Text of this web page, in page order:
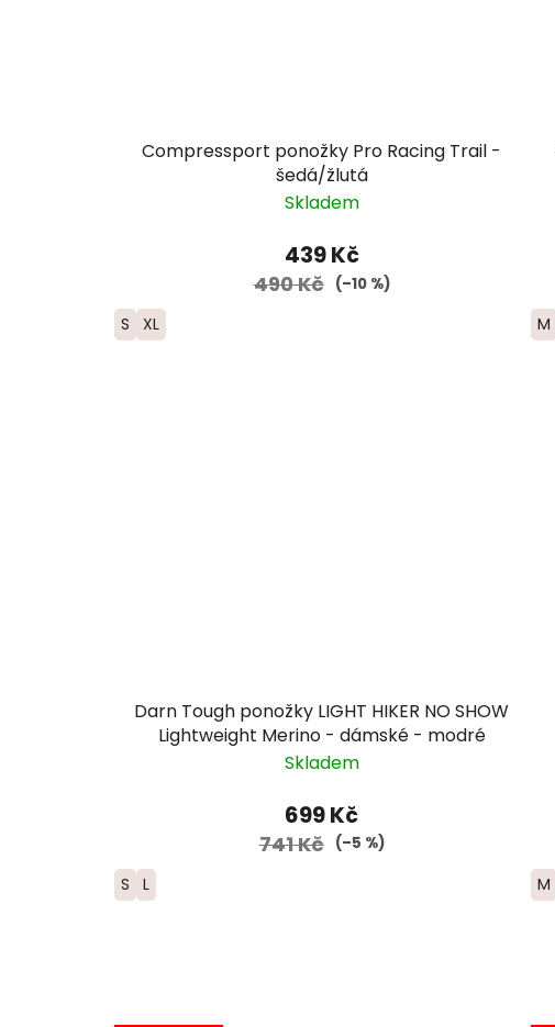
Compressport ponožky Pro Racing Trail -
šedá/žlutá
Skladem
439 Kč
490 Kč (–10 %)
S XL M
Darn Tough ponožky LIGHT HIKER NO SHOW
Lightweight Merino - dámské - modré
Skladem
699 Kč
741 Kč (–5 %)
S L M